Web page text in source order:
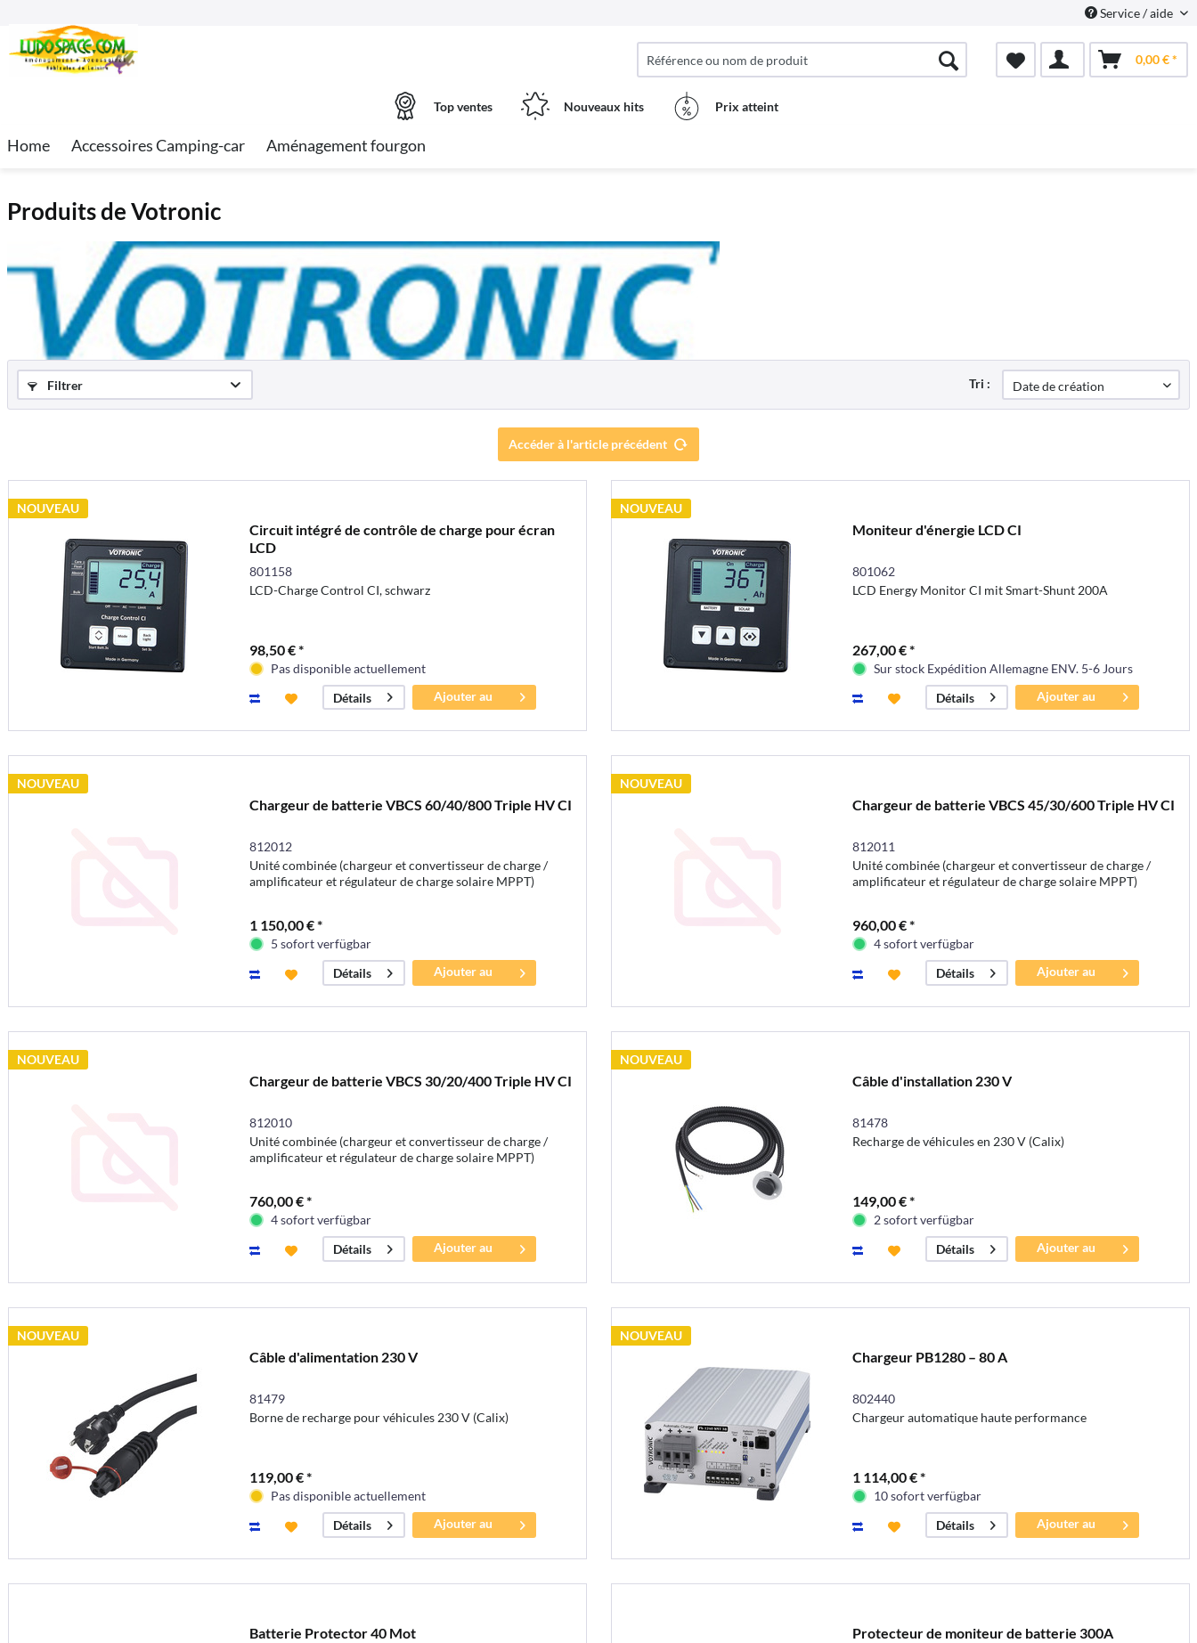
Service / aide
0,00 € *
Top ventes Nouveaux hits Prix ​​atteint
Home Accessoires Camping-car Aménagement fourgon
Produits de Votronic
Filtrer Tri :
Accéder à l'article précédent
NOUVEAU
Circuit intégré de contrôle de charge pour écran
LCD
801158
LCD-Charge Control CI, schwarz
98,50 € *
Pas disponible actuellement
Détails
Ajouter au
panier
NOUVEAU
Moniteur d'énergie LCD CI
801062
LCD Energy Monitor CI mit Smart-Shunt 200A
267,00 € *
Sur stock Expédition Allemagne ENV. 5-6 Jours
Détails
Ajouter au
panier
NOUVEAU
Chargeur de batterie VBCS 60/40/800 Triple HV CI
812012
Unité combinée (chargeur et convertisseur de charge /
amplificateur et régulateur de charge solaire MPPT)
1 150,00 € *
5 sofort verfügbar
Détails
Ajouter au
panier
NOUVEAU
Chargeur de batterie VBCS 45/30/600 Triple HV CI
812011
Unité combinée (chargeur et convertisseur de charge /
amplificateur et régulateur de charge solaire MPPT)
960,00 € *
4 sofort verfügbar
Détails
Ajouter au
panier
NOUVEAU
Chargeur de batterie VBCS 30/20/400 Triple HV CI
812010
Unité combinée (chargeur et convertisseur de charge /
amplificateur et régulateur de charge solaire MPPT)
760,00 € *
4 sofort verfügbar
Détails
Ajouter au
panier
NOUVEAU
Câble d'installation 230 V
81478
Recharge de véhicules en 230 V (Calix)
149,00 € *
2 sofort verfügbar
Détails
Ajouter au
panier
NOUVEAU
Câble d'alimentation 230 V
81479
Borne de recharge pour véhicules 230 V (Calix)
119,00 € *
Pas disponible actuellement
Détails
Ajouter au
panier
NOUVEAU
Chargeur PB1280 – 80 A
802440
Chargeur automatique haute performance
1 114,00 € *
10 sofort verfügbar
Détails
Ajouter au
panier
Batterie Protector 40 Mot Protecteur de moniteur de batterie 300A